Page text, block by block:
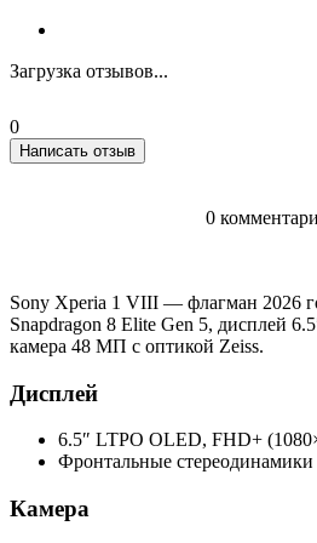
Загрузка отзывов...
0
Написать отзыв
0
Sony Xperia 1 VIII — флагман 2026
Snapdragon 8 Elite Gen 5, дисплей
камера 48 МП с оптикой Zeiss.
Дисплей
6.5″ LTPO OLED, FHD+
Фронтальные стереодинамики
Камера